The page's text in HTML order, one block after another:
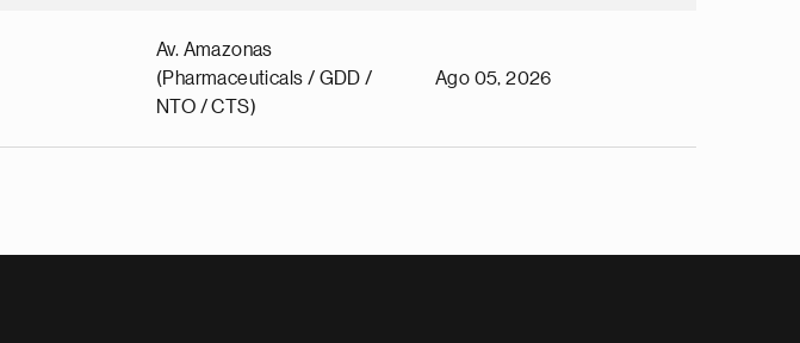
Av. Amazonas
(Pharmaceuticals / GDD /
NTO / CTS)
Ago 05, 2026